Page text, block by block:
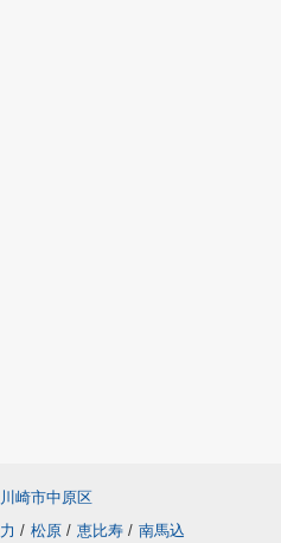
川崎市中原区
/ 松原 / 恵比寿 / 南馬込